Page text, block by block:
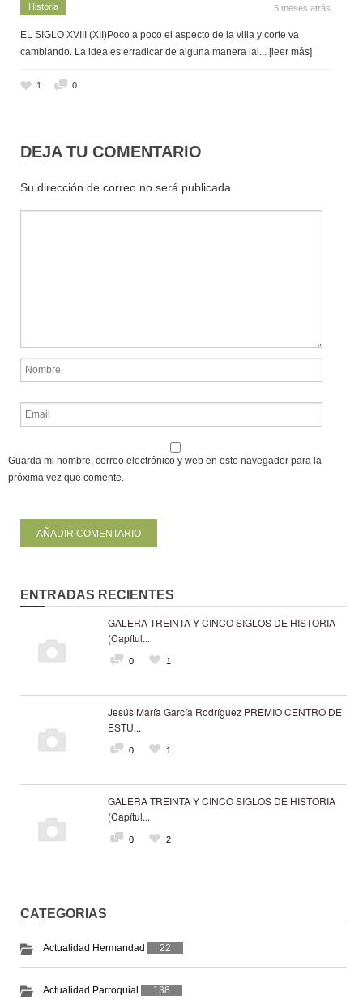
Historia 5 meses atrás
EL SIGLO XVIII (XII)Poco a poco el aspecto de la villa y corte va
cambiando. La idea es erradicar de alguna manera lai... [leer más]
1 0
DEJA TU COMENTARIO
Su dirección de correo no será publicada.
Guarda mi nombre, correo electrónico y web en este navegador para la
próxima vez que comente.
ENTRADAS RECIENTES
GALERA TREINTA Y CINCO SIGLOS DE HISTORIA
(Capítul...
0 1
Jesús María García Rodríguez PREMIO CENTRO DE
ESTU...
0 1
GALERA TREINTA Y CINCO SIGLOS DE HISTORIA
(Capítul...
0 2
CATEGORIAS
Actualidad Hermandad 22
Actualidad Parroquial 138